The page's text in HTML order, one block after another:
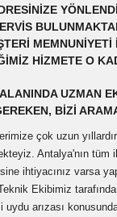
HIZMETE O
UZMAN
BIZI
çok uzun
Antalya'nın
ihtiyacınız varsa
Ekibimiz
arızası